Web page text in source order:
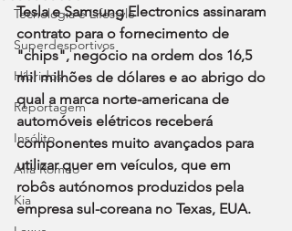
Tecnologia e Lifestyle
Superdesportivos
Híbridos
Reportagem
Insólito
Alfa Romeo
Kia
Tesla e Samsung Electronics assinaram
contrato para o fornecimento de
"chips", negócio na ordem dos 16,5
mil milhões de dólares e ao abrigo do
qual a marca norte-americana de
automóveis elétricos receberá
componentes muito avançados para
utilizar quer em veículos, que em
robôs autónomos produzidos pela
empresa sul-coreana no Texas, EUA.